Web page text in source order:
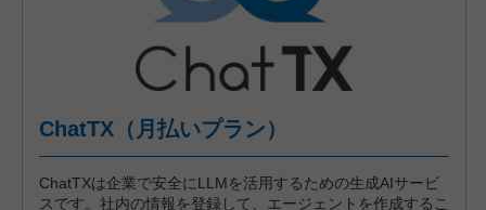
ChatTX（月払いプラン）
ChatTXは企業で安全にLLMを活用するための生成AIサービ
スです。社内の情報を登録して、エージェントを作成するこ